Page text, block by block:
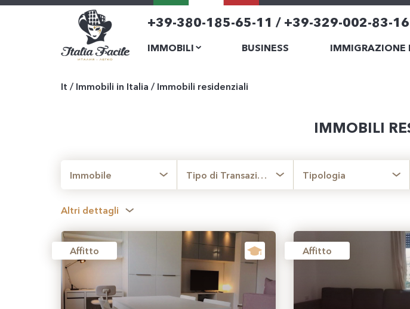
+39-380-185-65-11 / +39-329-002-83-16
IMMOBILI BUSINESS IMMIGRAZIONE
It / Immobili in Italia / Immobili residenziali
IMMOBILI
Immobile Tipo di Transazione Tipologia
Altri dettagli
Affitto Affitto